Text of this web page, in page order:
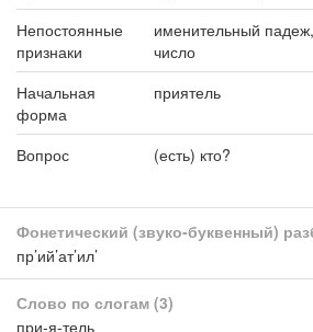
Непостоянные
признаки
именительный
число
Начальная
форма
приятель
Вопрос (есть) кто?
Фонетический (звуко-буквенный)
пр’ий’ат’ил’
Слово по слогам (3)
при-я-тель